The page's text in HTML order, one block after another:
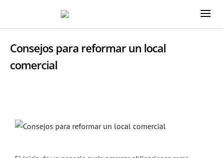
Consejos para reformar un local
comercial